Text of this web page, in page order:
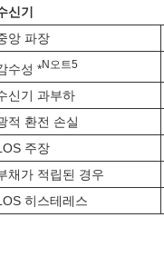
신기
앙 파장
수성 *N 오트5
신기 과부하
적 환전 손실
주장
채가 적립된 경우
히스테레스